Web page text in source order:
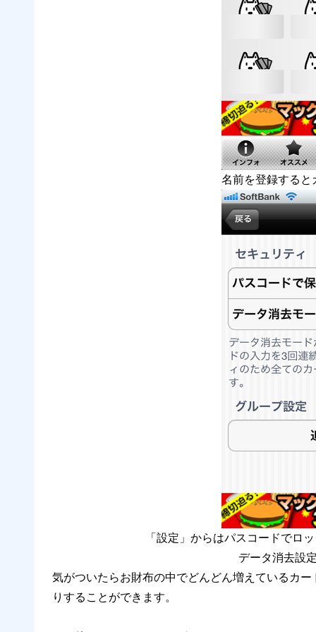
名前を登録すると
「設定」からはパスコードでロ
データ消去設
気がついたらお財布の中でどんどん増えているカ
りすることができます。